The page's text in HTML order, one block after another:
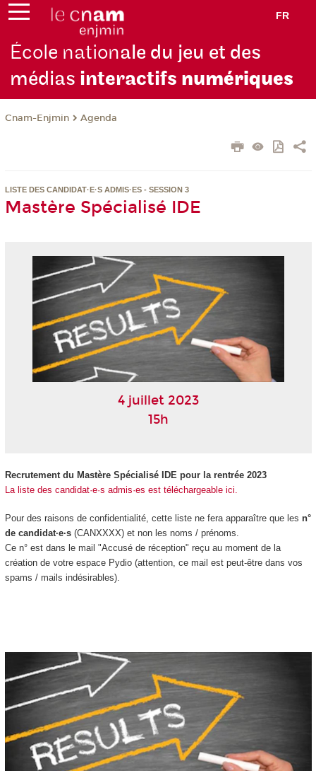
FR
École nationale du jeu et des
médias interactifs numériques
Cnam-Enjmin Agenda
LISTE DES CANDIDAT·E·S ADMIS·ES - SESSION 3
Mastère Spécialisé IDE
4 juillet 2023
15h
Recrutement du Mastère Spécialisé IDE pour la rentrée 2023
La liste des candidat·e·s admis·es est téléchargeable ici.
Pour des raisons de confidentialité, cette liste ne fera apparaître que les n°
de candidat·e·s(CANXXXX) et non les noms / prénoms.
Ce n° est dans le mail "Accusé de réception" reçu au moment de la
création de votre espace Pydio (attention, ce mail est peut-être dans vos
spams / mails indésirables).